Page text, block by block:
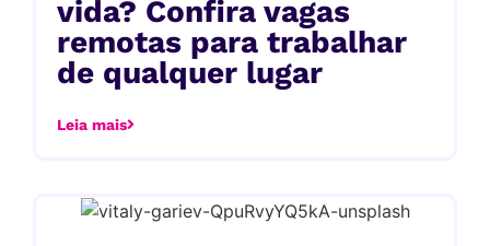
vida? Confira vagas
remotas para trabalhar
de qualquer lugar
Leia mais